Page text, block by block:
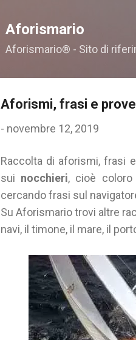
Aforismario
Aforismario® - Sito di
Aforismi, frasi e
- novembre 12, 2019
Raccolta di aforismi, frasi
sui nocchieri, cioè coloro
cercando frasi sul
Su Aforismario trovi altre
navi, il timone, il mare, il